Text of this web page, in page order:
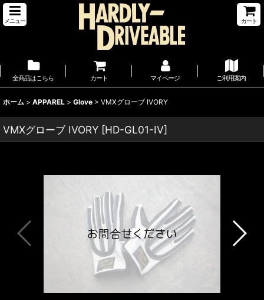
メニュー カート
全商品はこちら カート マイページ ご利用案内
ホーム > APPAREL > Glove > VMXグローブ IVORY
VMXグローブ IVORY [HD-GL01-IV]